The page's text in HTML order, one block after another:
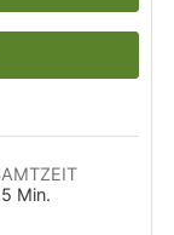
Minuten
Min.